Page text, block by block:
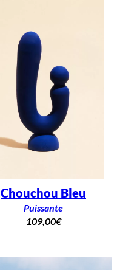
Chouchou Bleu
Puissante
109,00€